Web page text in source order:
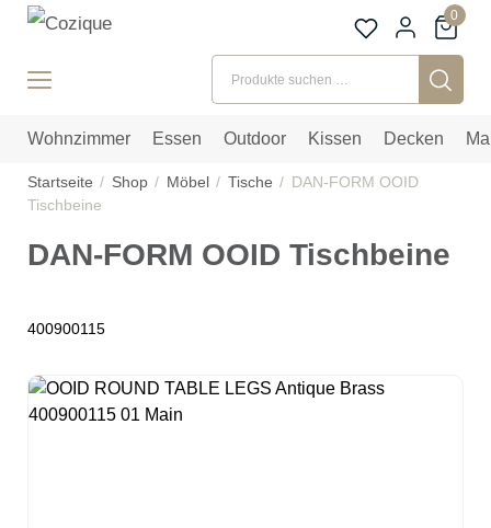
0
Suchen nach:
Wohnzimmer Essen Outdoor Kissen Decken
Startseite Shop Möbel Tische
DAN-FORM OOID
Tischbeine
DAN-FORM OOID Tischbeine
400900115